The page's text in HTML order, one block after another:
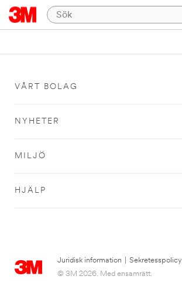
VÅRT BOLAG
NYHETER
MILJÖ
HJÄLP
Juridisk information Sekretesspolicy
© 3M 2026. Med ensamrätt.